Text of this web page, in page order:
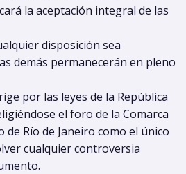
la aceptación integral de las
disposición sea
demás permanecerán en pleno
por las leyes de la República
el foro de la Comarca
de Río de Janeiro como el único
cualquier controversia